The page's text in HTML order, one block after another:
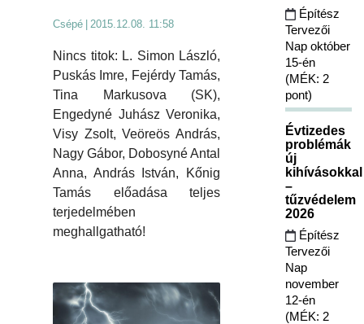
Csépé 2015.12.08. 11:58
Nincs titok: L. Simon László,
Puskás Imre, Fejérdy Tamás,
Tina Markusova (SK),
Engedyné Juhász Veronika,
Visy Zsolt, Veöreös András,
Nagy Gábor, Dobosyné Antal
Anna, András István, Kőnig
Tamás előadása teljes
terjedelmében
meghallgatható!
Építész
Tervezői
Nap október
15-én
(MÉK: 2
pont)
Évtizedes
problémák
új
kihívásokkal
–
tűzvédelem
2026
Építész
Tervezői
Nap
november
12-én
(MÉK: 2